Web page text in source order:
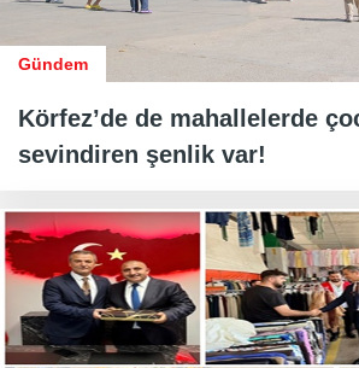
Gündem
Körfez’de de mahallelerde
sevindiren şenlik var!